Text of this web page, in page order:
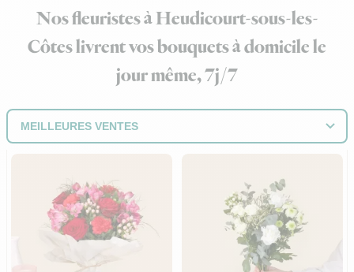
Nos fleuristes à Heudicourt-sous-les-
Côtes livrent vos bouquets à domicile le
jour même, 7j/7